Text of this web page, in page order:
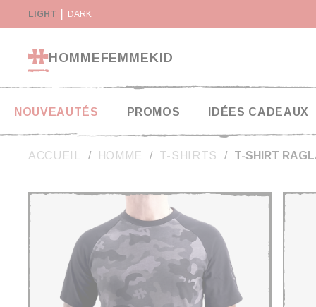
LIGHT DARK
GRATUITE DÈS 130€*
HOMMEFEMMEKID
NOUVEAUTÉS PROMOS IDÉES CADEAUX
ACCUEIL HOMME T-SHIRTS T-SHIRT